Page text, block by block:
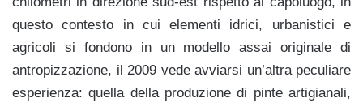
questo contesto in cui elementi idrici, urbanistici e
agricoli si fondono in un modello assai originale di
antropizzazione, il 2009 vede avviarsi un’altra peculiare
esperienza: quella della produzione di pinte artigianali,